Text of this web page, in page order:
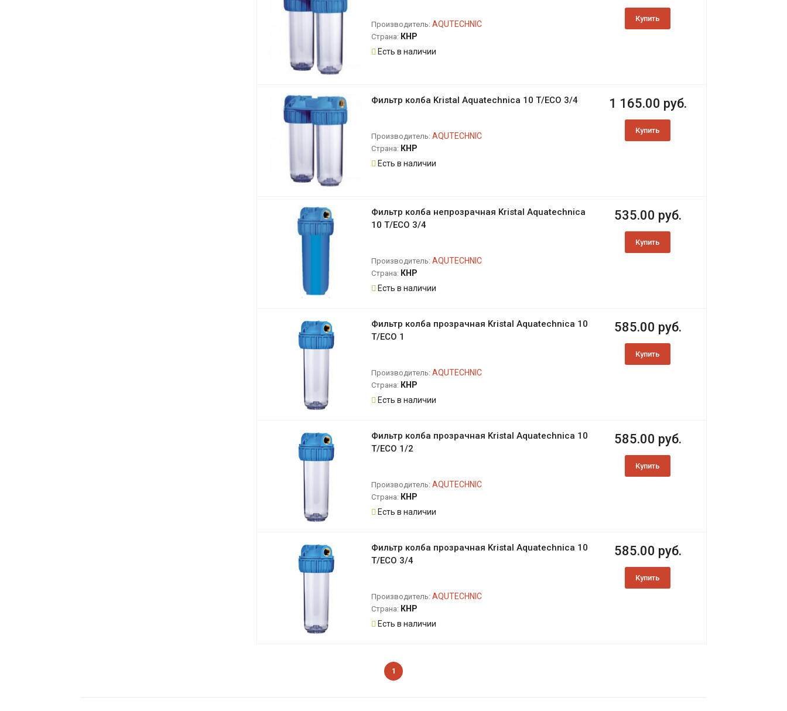
Производитель: AQUTECHNIC
Страна: КНР
Есть в наличии
Купить
Фильтр колба Kristal Aquatechnica 10 T/ECO 3/4
Производитель: AQUTECHNIC
Страна: КНР
Есть в наличии
1 165.00 руб.
Купить
Фильтр колба непрозрачная Kristal Aquatechnica
10 T/ECO 3/4
Производитель: AQUTECHNIC
Страна: КНР
Есть в наличии
535.00 руб.
Купить
Фильтр колба прозрачная Kristal Aquatechnica 10
T/ECO 1
Производитель: AQUTECHNIC
Страна: КНР
Есть в наличии
585.00 руб.
Купить
Фильтр колба прозрачная Kristal Aquatechnica 10
T/ECO 1/2
Производитель: AQUTECHNIC
Страна: КНР
Есть в наличии
585.00 руб.
Купить
Фильтр колба прозрачная Kristal Aquatechnica 10
T/ECO 3/4
Производитель: AQUTECHNIC
Страна: КНР
Есть в наличии
585.00 руб.
Купить
1